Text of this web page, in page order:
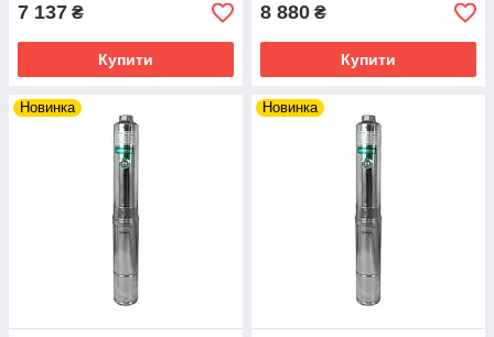
7 137 ₴
Купити
8 880 ₴
Купити
Новинка Новинка